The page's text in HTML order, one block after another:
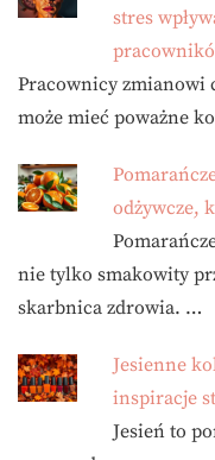
stres
Pracownicy zmianowi
może mieć poważne
odżywcze,
nie tylko smakowity
skarbnica zdrowia. …
Jesienne
inspiracje
Jesień to